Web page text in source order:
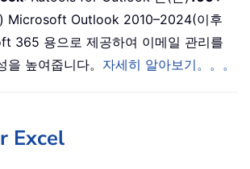
Microsoft Outlook 2010–2024(이후
365 용으로 제공하여 이메일 관리를
높여줍니다。 자세히 알아보기。。。
Excel